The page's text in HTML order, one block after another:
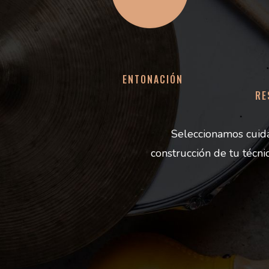
ENTONACIÓN
Seleccionamos
construcción de tu